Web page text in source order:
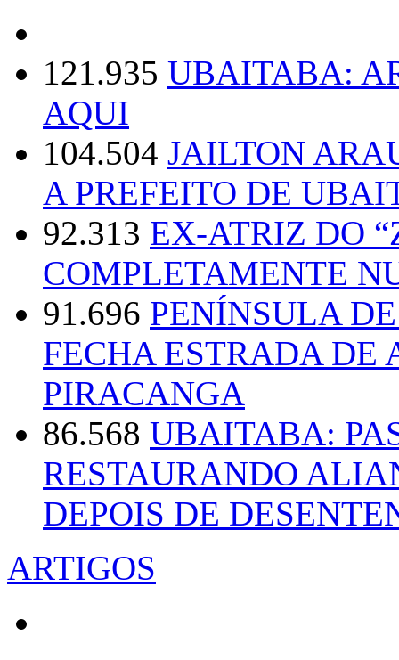
121.935 UBAITABA:
AQUI
104.504 JAILTON
A PREFEITO DE
92.313 EX-ATRIZ DO
COMPLETAMENTE
91.696 PENÍNSULA
FECHA ESTRADA DE
PIRACANGA
86.568 UBAITABA:
RESTAURANDO
DEPOIS DE
ARTIGOS